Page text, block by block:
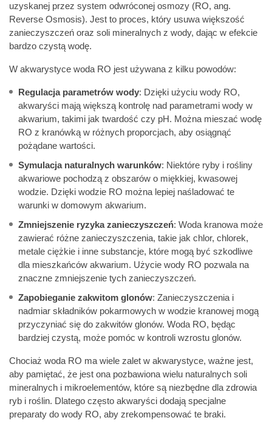
uzyskanej przez system odwróconej osmozy (RO, ang.
Reverse Osmosis). Jest to proces, który usuwa większość
zanieczyszczeń oraz soli mineralnych z wody, dając w efekcie
bardzo czystą wodę.
W akwarystyce woda RO jest używana z kilku powodów:
Regulacja parametrów wody: Dzięki użyciu wody RO,
akwaryści mają większą kontrolę nad parametrami wody w
akwarium, takimi jak twardość czy pH. Można mieszać wodę
RO z kranówką w różnych proporcjach, aby osiągnąć
pożądane wartości.
Symulacja naturalnych warunków: Niektóre ryby i rośliny
akwariowe pochodzą z obszarów o miękkiej, kwasowej
wodzie. Dzięki wodzie RO można lepiej naśladować te
warunki w domowym akwarium.
Zmniejszenie ryzyka zanieczyszczeń: Woda kranowa może
zawierać różne zanieczyszczenia, takie jak chlor, chlorek,
metale ciężkie i inne substancje, które mogą być szkodliwe
dla mieszkańców akwarium. Użycie wody RO pozwala na
znaczne zmniejszenie tych zanieczyszczeń.
Zapobieganie zakwitom glonów: Zanieczyszczenia i
nadmiar składników pokarmowych w wodzie kranowej mogą
przyczyniać się do zakwitów glonów. Woda RO, będąc
bardziej czystą, może pomóc w kontroli wzrostu glonów.
Chociaż woda RO ma wiele zalet w akwarystyce, ważne jest,
aby pamiętać, że jest ona pozbawiona wielu naturalnych soli
mineralnych i mikroelementów, które są niezbędne dla zdrowia
ryb i roślin. Dlatego często akwaryści dodają specjalne
preparaty do wody RO, aby zrekompensować te braki.